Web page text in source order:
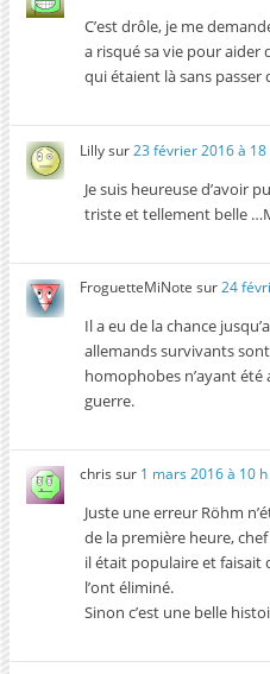
C’est drôle, je me
a risqué sa vie pour aider
qui étaient là sans passer
Lillysur23 février 2016 à
Je suis heureuse d’avoir
triste et tellement belle
FroguetteMiNote sur24
Il a eu de la chance
allemands survivants
homophobes n’ayant
guerre.
chris sur 1 mars 2016 à 10
Juste une erreur Röhm
de la première heure,
il était populaire et faisait
l’ont éliminé.
Sinon c’est une belle